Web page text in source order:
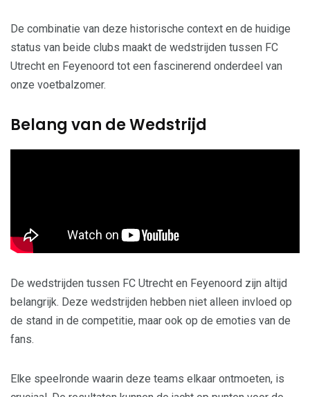
De combinatie van deze historische context en de huidige
status van beide clubs maakt de wedstrijden tussen FC
Utrecht en Feyenoord tot een fascinerend onderdeel van
onze voetbalzomer.
Belang van de Wedstrijd
De wedstrijden tussen FC Utrecht en Feyenoord zijn altijd
belangrijk. Deze wedstrijden hebben niet alleen invloed op
de stand in de competitie, maar ook op de emoties van de
fans.
Elke speelronde waarin deze teams elkaar ontmoeten, is